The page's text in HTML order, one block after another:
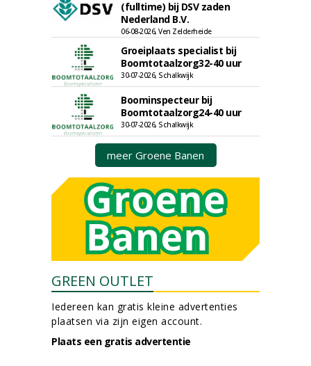
(fulltime) bij DSV zaden
Nederland B.V.
06-08-2026, Ven Zelderheide
Groeiplaats specialist bij
Boomtotaalzorg32-40 uur
30-07-2026, Schalkwijk
Boominspecteur bij
Boomtotaalzorg24-40 uur
30-07-2026, Schalkwijk
meer Groene Banen
GREEN OUTLET
Iedereen kan gratis kleine advertenties
plaatsen via zijn eigen account.
Plaats een gratis advertentie